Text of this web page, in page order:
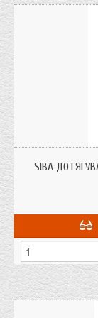
80 кг). Регулювання
двері згідно з
SIBA